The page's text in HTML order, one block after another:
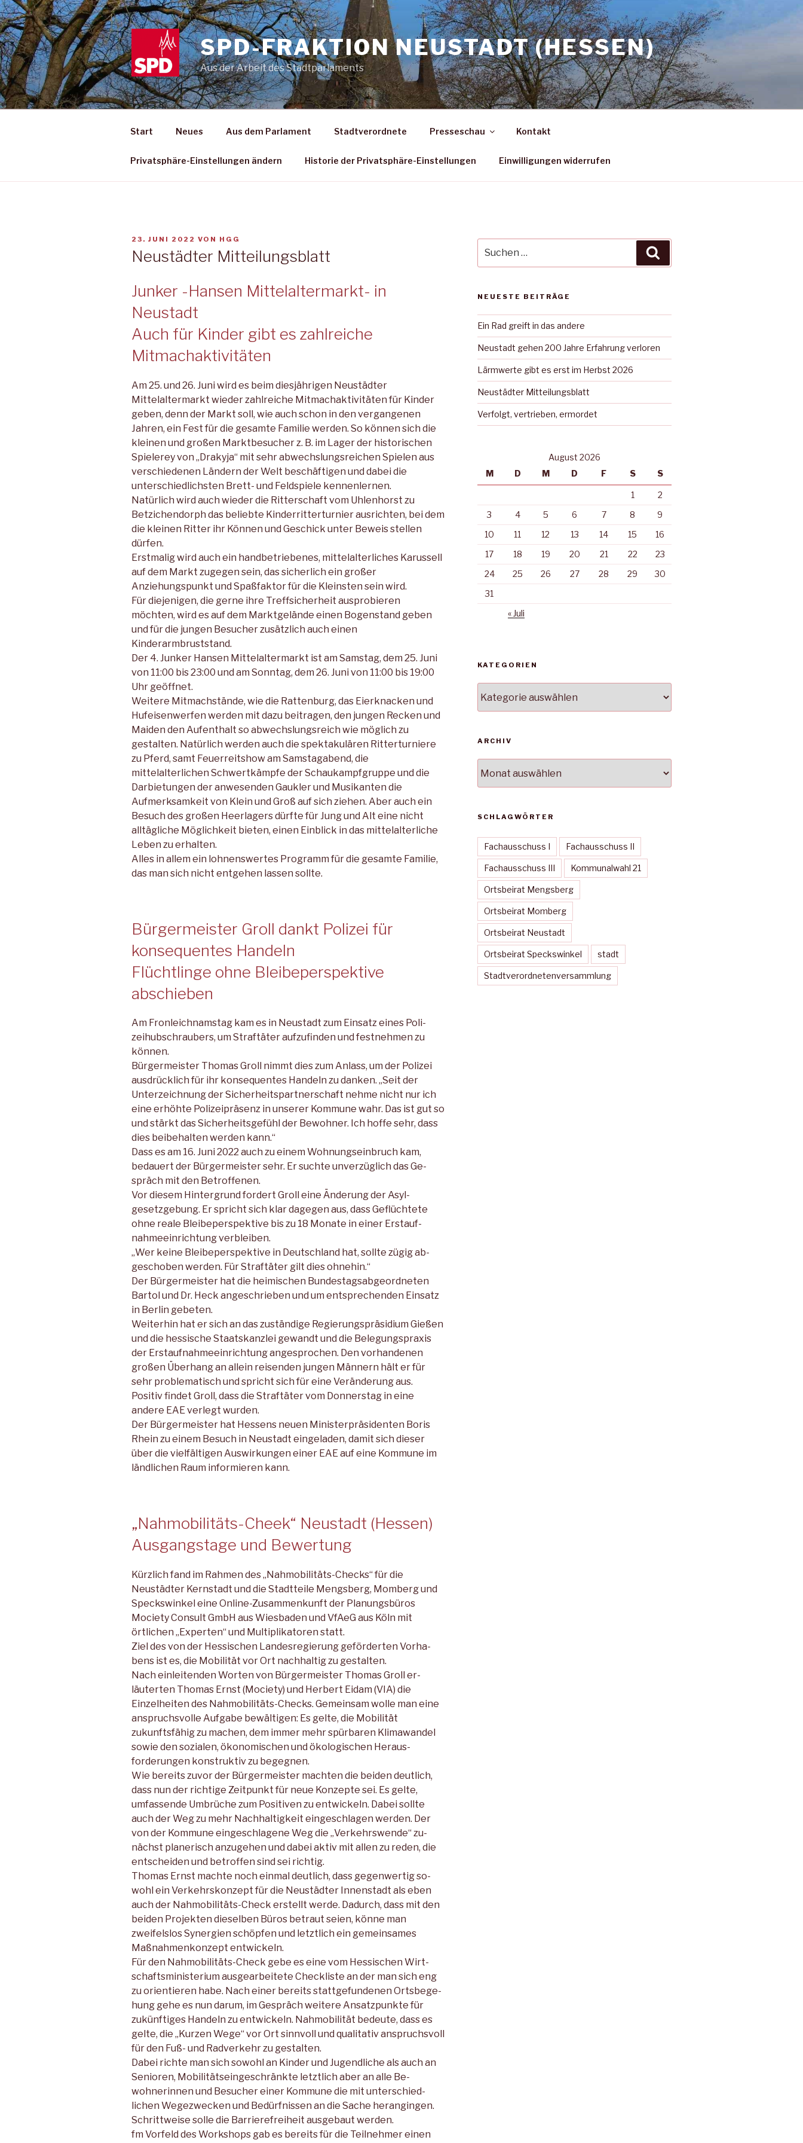
Zum
Inhalt
springen
SPD-FRAKTION NEUSTADT (HESSEN)
Aus der Arbeit des Stadtparlaments
Start Neues Aus dem Parlament Stadtverordnete Presseschau Kontakt
Privatsphäre-Einstellungen ändern Historie der Privatsphäre-Einstellungen Einwilligungen widerrufen
VERÖFFENTLICHT
23. JUNI 2022 VON HGG
Neustädter Mitteilungsblatt
Junker -Hansen Mittelaltermarkt- in
Neustadt
Auch für Kinder gibt es zahlreiche
Mitmachaktivitäten
Am 25. und 26. Juni wird es beim diesjährigen Neustädter
Mittelaltermarkt wieder zahlreiche Mitmachaktivitäten für Kinder
geben, denn der Markt soll, wie auch schon in den vergangenen
Jahren, ein Fest für die gesamte Familie werden. So können sich die
kleinen und großen Markt­besucher z. B. im Lager der historischen
Spiele­rey von „Drakyja“ mit sehr abwechslungsreichen Spielen aus
verschiedenen Ländern der Welt beschäftigen und dabei die
unterschiedlichsten Brett- und Feldspiele kennenlernen.
Natürlich wird auch wieder die Ritterschaft vom Uhlenhorst zu
Betzichendorph das belieb­te Kinderritterturnier ausrichten, bei dem
die kleinen Ritter ihr Können und Geschick unter Beweis stellen
dürfen.
Erstmalig wird auch ein handbetriebenes, mittel­alterliches Karussell
auf dem Markt zugegen sein, das sicherlich ein großer
Anziehungspunkt und Spaßfaktor für die Kleinsten sein wird.
Für diejenigen, die gerne ihre Treffsicherheit ausprobieren
möchten, wird es auf dem Marktgelän­de einen Bogenstand geben
und für die jungen Be­sucher zusätzlich auch einen
Kinderarmbruststand.
Der 4. Junker Hansen Mittelaltermarkt ist am Samstag, dem 25. Juni
von 11:00 bis 23:00 und am Sonntag, dem 26. Juni von 11:00 bis 19:00
Uhr geöffnet.
Weitere Mitmachstände, wie die Rattenburg, das Ei­erknacken und
Hufeisenwerfen werden mit dazu bei­tragen, den jungen Recken und
Maiden den Aufent­halt so abwechslungsreich wie möglich zu
gestalten. Natürlich werden auch die spektakulären Ritter­turniere
zu Pferd, samt Feuerreitshow am Sams­tagabend, die
mittelalterlichen Schwertkämpfe der Schaukampfgruppe und die
Darbietungen der an­wesenden Gaukler und Musikanten die
Aufmerk­samkeit von Klein und Groß auf sich ziehen. Aber auch ein
Besuch des großen Heerlagers dürfte für Jung und Alt eine nicht
alltägliche Möglichkeit bie­ten, einen Einblick in das mittelalterliche
Leben zu erhalten.
Alles in allem ein lohnenswertes Programm für die gesamte Familie,
das man sich nicht entgehen lassen sollte.
Bürgermeister Groll dankt Polizei für
konsequentes Handeln
Flüchtlinge ohne Bleibeperspektive
abschieben
Am Fronleichnamstag kam es in Neustadt zum Einsatz eines Poli­
zeihubschraubers, um Straftäter aufzufinden und festnehmen zu
können.
Bürgermeister Thomas Groll nimmt dies zum Anlass, um der Po­lizei
ausdrücklich für ihr konsequentes Handeln zu danken. „Seit der
Unterzeichnung der Sicherheitspartnerschaft nehme nicht nur ich
eine erhöhte Polizeipräsenz in unserer Kommune wahr. Das ist gut so
und stärkt das Sicherheitsgefühl der Bewohner. Ich hoffe sehr, dass
dies beibehalten werden kann.“
Dass es am 16. Juni 2022 auch zu einem Wohnungseinbruch kam,
bedauert der Bürgermeister sehr. Er suchte unverzüglich das Ge­
spräch mit den Betroffenen.
Vor diesem Hintergrund fordert Groll eine Änderung der Asyl­
gesetzgebung. Er spricht sich klar dagegen aus, dass Geflüchtete
ohne reale Bleibeperspektive bis zu 18 Monate in einer Erstauf­
nahmeeinrichtung verbleiben.
„Wer keine Bleibeperspektive in Deutschland hat, sollte zügig ab­
geschoben werden. Für Straftäter gilt dies ohnehin.“
Der Bürgermeister hat die heimischen Bundestagsabgeordneten
Bartol und Dr. Heck angeschrieben und um entsprechenden Ein­satz
in Berlin gebeten.
Weiterhin hat er sich an das zuständige Regierungspräsidium Gie­ßen
und die hessische Staatskanzlei gewandt und die Belegungs­praxis
der Erstaufnahmeeinrichtung angesprochen. Den vorhan­denen
großen Überhang an allein reisenden jungen Männern hält er für
sehr problematisch und spricht sich für eine Veränderung aus.
Positiv findet Groll, dass die Straftäter vom Donnerstag in eine
andere EAE verlegt wurden.
Der Bürgermeister hat Hessens neuen Ministerpräsidenten Boris
Rhein zu einem Besuch in Neustadt eingeladen, damit sich dieser
über die vielfältigen Auswirkungen einer EAE auf eine Kommune im
ländlichen Raum informieren kann.
„Nahmobilitäts-Cheek“ Neustadt (Hessen)
Ausgangstage und Bewertung
Kürzlich fand im Rahmen des „Nahmobilitäts-Checks“ für die
Neustädter Kernstadt und die Stadtteile Mengsberg, Momberg und
Speckswinkel eine Online-Zusammenkunft der Planungsbü­ros
Mociety Consult GmbH aus Wiesbaden und VfAeG aus Köln mit
örtlichen „Experten“ und Multiplikatoren statt.
Ziel des von der Hessischen Landesregierung geförderten Vorha­
bens ist es, die Mobilität vor Ort nachhaltig zu gestalten.
Nach einleitenden Worten von Bürgermeister Thomas Groll er­
läuterten Thomas Ernst (Mociety) und Herbert Eidam (VIA) die
Einzelheiten des Nahmobilitäts-Checks. Gemeinsam wolle man eine
anspruchsvolle Aufgabe bewältigen: Es gelte, die Mobilität
zukunftsfähig zu machen, dem immer mehr spürbaren Klimawan­del
sowie den sozialen, ökonomischen und ökologischen Heraus­
forderungen konstruktiv zu begegnen.
Wie bereits zuvor der Bürgermeister machten die beiden deutlich,
dass nun der richtige Zeitpunkt für neue Konzepte sei. Es gelte,
umfassende Umbrüche zum Positiven zu entwickeln. Dabei sollte
auch der Weg zu mehr Nachhaltigkeit eingeschlagen werden. Der
von der Kommune eingeschlagene Weg die „Verkehrswende“ zu­
nächst planerisch anzugehen und dabei aktiv mit allen zu reden, die
entscheiden und betroffen sind sei richtig.
Thomas Ernst machte noch einmal deutlich, dass gegenwertig so­
wohl ein Verkehrskonzept für die Neustädter Innenstadt als eben
auch der Nahmobilitäts-Check erstellt werde. Dadurch, dass mit den
beiden Projekten dieselben Büros betraut seien, könne man
zweifelslos Synergien schöpfen und letztlich ein gemeinsames
Maßnahmenkonzept entwickeln.
Für den Nahmobilitäts-Check gebe es eine vom Hessischen Wirt­
schaftsministerium ausgearbeitete Checkliste an der man sich eng
zu orientieren habe. Nach einer bereits stattgefundenen Ortsbege­
hung gehe es nun darum, im Gespräch weitere Ansatzpunkte für
zukünftiges Handeln zu entwickeln. Nahmobilität bedeute, dass es
gelte, die „Kurzen Wege“ vor Ort sinnvoll und qualitativ an­spruchsvoll
für den Fuß- und Radverkehr zu gestalten.
Dabei richte man sich sowohl an Kinder und Jugendliche als auch an
Senioren, Mobilitätseingeschränkte letztlich aber an alle Be­
wohnerinnen und Besucher einer Kommune die mit unterschied­
lichen Wegezwecken und Bedürfnissen an die Sache herangingen.
Schrittweise solle die Barrierefreiheit ausgebaut werden.
fm Vorfeld des Workshops gab es bereits für die Teilnehmer einen
nach:
NEUESTE BEITRÄGE
Ein Rad greift in das andere
Neustadt gehen 200 Jahre Erfahrung verloren
Lärmwerte gibt es erst im Herbst 2026
Neustädter Mitteilungsblatt
Verfolgt, vertrieben, ermordet
August 2026
M
D M D F S S
1
2
3
4 5 6 7 8
9
10
11 12 13 14 15
16
17
18 19 20 21 22
23
24
25 26 27 28 29
30
31
« Juli
KATEGORIEN
ARCHIV
SCHLAGWÖRTER
Fachausschuss I Fachausschuss II
Fachausschuss III Kommunalwahl 21
Ortsbeirat Mengsberg
Ortsbeirat Momberg
Ortsbeirat Neustadt
Ortsbeirat Speckswinkel stadt
Stadtverordnetenversammlung